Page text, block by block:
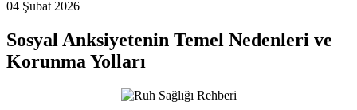
04 Şubat 2026
Sosyal Anksiyetenin Temel Nedenleri ve
Korunma Yolları